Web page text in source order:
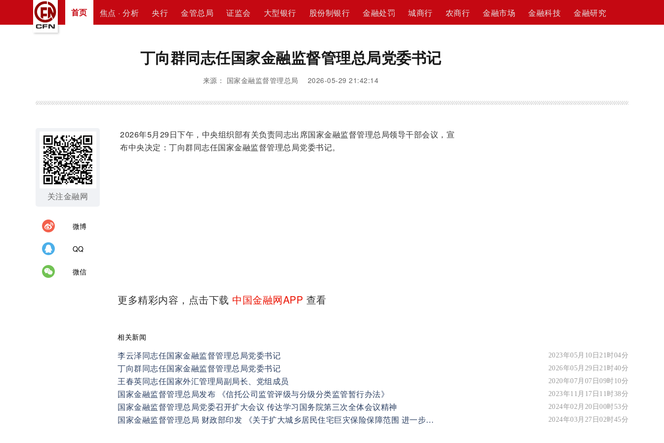
首页 焦点 · 分析 央行 金管总局 证监会 大型银行 股份制银行 金融处罚 城商行 农商行 金融市场 金融科技 金融研究
丁向群同志任国家金融监督管理总局党委书记
来源： 国家金融监督管理总局 2026-05-29 21:42:14
关注金融网
微博
QQ
微信
2026年5月29日下午，中央组织部有关负责同志出席国家金融监督管理总局领导干部会议，宣
布中央决定：丁向群同志任国家金融监督管理总局党委书记。
更多精彩内容，点击下载 中国金融网APP 查看
相关新闻
李云泽同志任国家金融监督管理总局党委书记 2023年05月10日21时04分
丁向群同志任国家金融监督管理总局党委书记 2026年05月29日21时40分
王春英同志任国家外汇管理局副局长、党组成员 2020年07月07日09时10分
国家金融监督管理总局发布 《信托公司监管评级与分级分类监管暂行办法》 2023年11月17日11时38分
国家金融监督管理总局党委召开扩大会议 传达学习国务院第三次全体会议精神 2024年02月20日00时53分
国家金融监督管理总局 财政部印发 《关于扩大城乡居民住宅巨灾保险保障范围 进一步完善巨灾保险制度的通知》 2024年03月27日02时45分